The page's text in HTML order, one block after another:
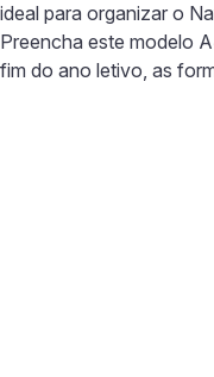
ideal para organizar o
Preencha este modelo
fim do ano letivo, as